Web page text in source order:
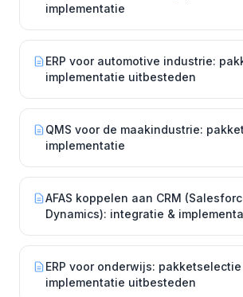
implementatie
ERP voor automotive industrie:
implementatie uitbesteden
QMS voor de maakindustrie:
implementatie
AFAS koppelen aan CRM
Dynamics): integratie &
ERP voor onderwijs: pakketselectie
implementatie uitbesteden